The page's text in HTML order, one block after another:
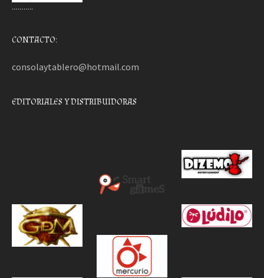
………..
CONTACTO:
consolaytablero@hotmail.com
EDITORIALES Y DISTRIBUIDORAS